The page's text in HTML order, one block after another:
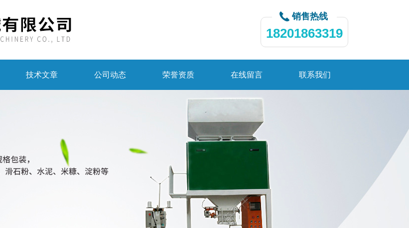
销售热线
18201863319
技术文章 公司动态 荣誉资质 在线留言 联系我们